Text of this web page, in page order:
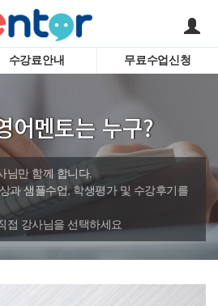
서비스안내
강사소개
회사소개
어린이
인터뷰
시험영
영자신
수업
수강료안내 무료수업신청
어멘토는 누구?
님만 함께 합니다.
과 샘플수업, 학생평가 및 수강후기를
접 강사님을 선택하세요